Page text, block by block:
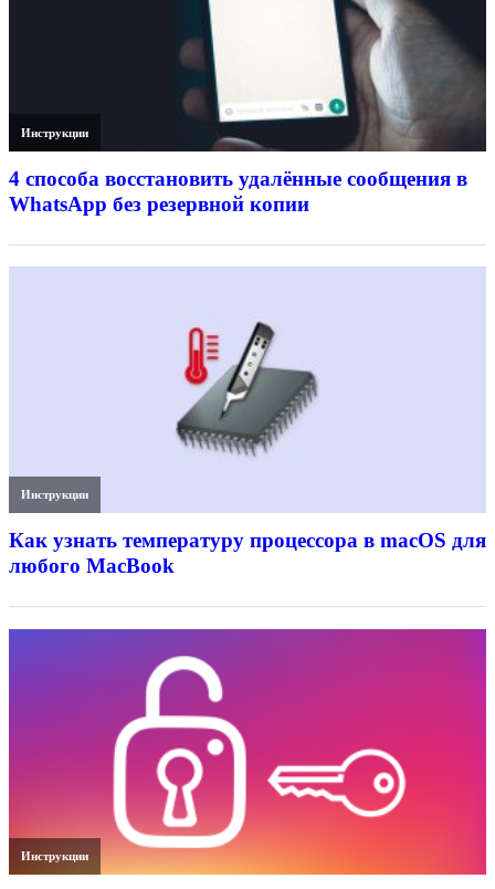
Инструкции
4 способа восстановить удалённые сообщения в
WhatsApp без резервной копии
Инструкции
Как узнать температуру процессора в macOS для
любого MacBook
Инструкции